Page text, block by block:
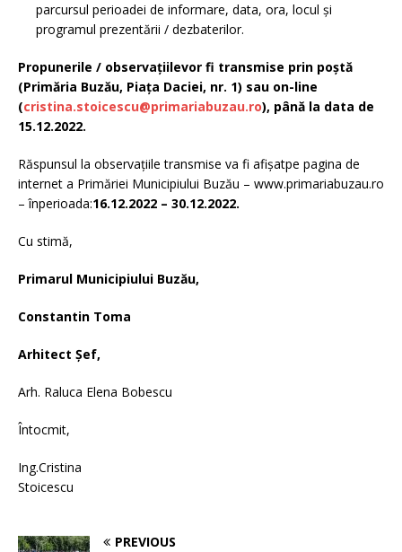
parcursul perioadei de informare, data, ora, locul și
programul prezentării / dezbaterilor.
Propunerile / observațiilevor fi transmise prin poştă
(Primăria Buzău, Piaţa Daciei, nr. 1) sau on-line
(cristina.stoicescu@primariabuzau.ro), până la data de
15.12.2022.
Răspunsul la observaţiile transmise va fi afişatpe pagina de
internet a Primăriei Municipiului Buzău – www.primariabuzau.ro
– înperioada:16.12.2022 – 30.12.2022.
Cu stimă,
Primarul Municipiului Buzău,
Constantin Toma
Arhitect Șef,
Arh. Raluca Elena Bobescu
Întocmit,
Ing.Cristina
Stoicescu
PREVIOUS